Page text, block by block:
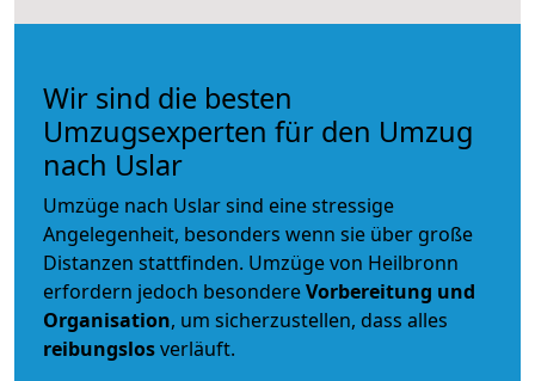
Wir sind die besten
Umzugsexperten für den Umzug
nach Uslar
Umzüge nach Uslar sind eine stressige
Angelegenheit, besonders wenn sie über große
Distanzen stattfinden. Umzüge von Heilbronn
erfordern jedoch besondereVorbereitung und
Organisation, um sicherzustellen, dass alles
reibungslosverläuft.